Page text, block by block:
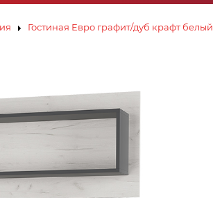
Гостиная Евро графит/дуб крафт белый